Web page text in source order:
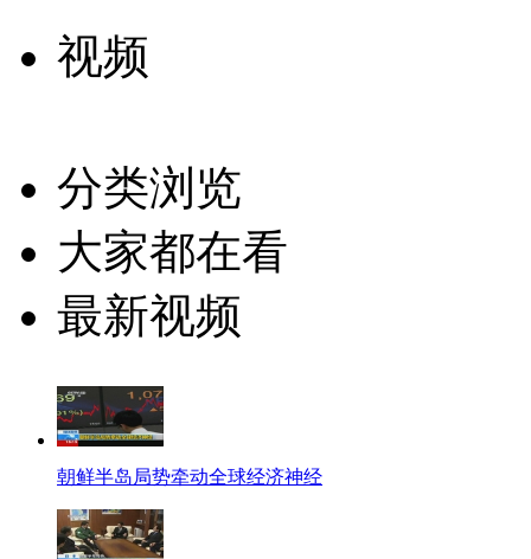
视频
分类浏览
大家都在看
最新视频
朝鲜半岛局势牵动全球经济神经